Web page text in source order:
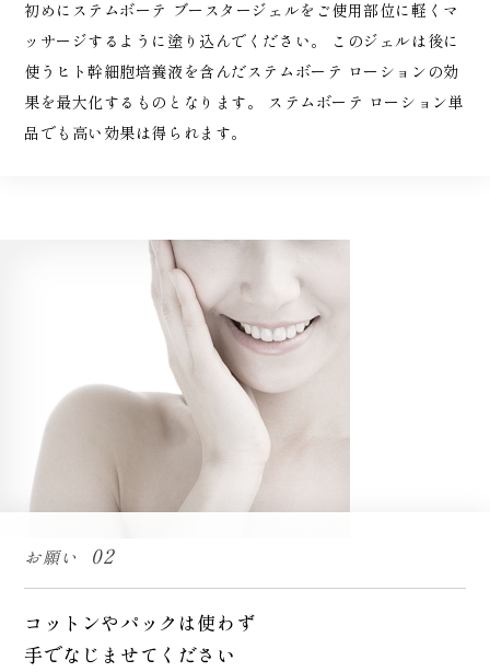
初めにステムボーテ ブースタージェルをご使用部位に軽くマ
ッサージするように塗り込んでください。 このジェルは後に
使うヒト幹細胞培養液を含んだステムボーテ ローションの効
果を最大化するものとなります。 ステムボーテ ローション単
品でも高い効果は得られます。
お願い 02
コットンやパックは使わず
手でなじませてください